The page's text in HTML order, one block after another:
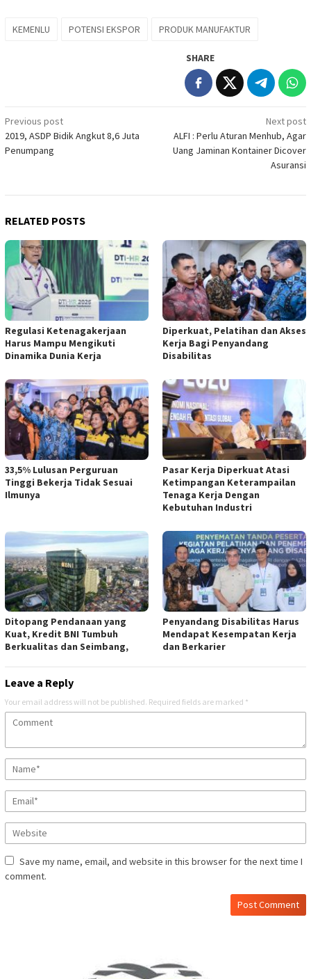
KEMENLU POTENSI EKSPOR PRODUK MANUFAKTUR
SHARE
Post
navigation
Previous post
2019, ASDP Bidik Angkut 8,6 Juta
Penumpang
Next post
ALFI : Perlu Aturan Menhub, Agar
Uang Jaminan Kontainer Dicover
Asuransi
RELATED POSTS
Regulasi Ketenagakerjaan
Harus Mampu Mengikuti
Dinamika Dunia Kerja
Diperkuat, Pelatihan dan Akses
Kerja Bagi Penyandang
Disabilitas
33,5% Lulusan Perguruan
Tinggi Bekerja Tidak Sesuai
Ilmunya
Pasar Kerja Diperkuat Atasi
Ketimpangan Keterampailan
Tenaga Kerja Dengan
Kebutuhan Industri
Ditopang Pendanaan yang
Kuat, Kredit BNI Tumbuh
Berkualitas dan Seimbang,
Penyandang Disabilitas Harus
Mendapat Kesempatan Kerja
dan Berkarier
Leave a Reply
Your email address will not be published. Required fields are marked *
Save my name, email, and website in this browser for the next time I
comment.